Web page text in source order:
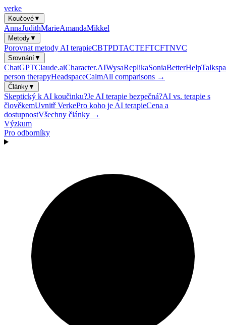
verke
Koučové▼
AnnaJudithMarieAmandaMikkel
Metody▼
Porovnat metody AI terapieCBTPDTACTEFTCFTNVC
Srovnání▼
ChatGPTClaude.aiCharacter.AIWysaReplikaSoniaBetterHelp
person therapyHeadspaceCalmAll comparisons →
Články▼
Skeptický k AI koučinku?Je AI terapie bezpečná?AI vs. terapie s
člověkemUvnitř VerkePro koho je AI terapieCena a
dostupnostVšechny články →
Výzkum
Pro odborníky